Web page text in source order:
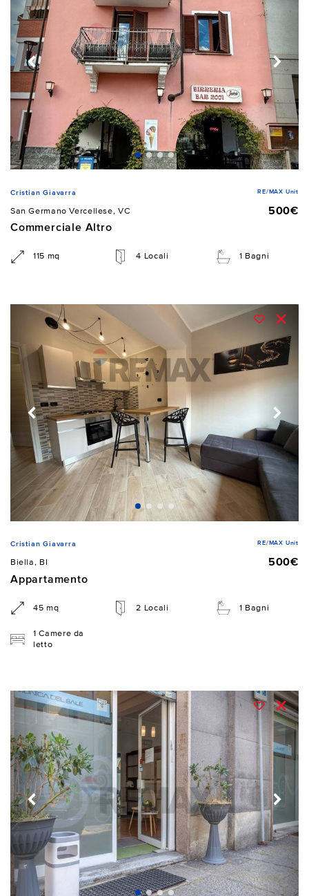
Cristian Giavarra RE/MAX Unit
San Germano Vercellese, VC
500€
Commerciale Altro
115 mq 4 Locali 1 Bagni
Cristian Giavarra RE/MAX Unit
Biella, BI
500€
Appartamento
45 mq 2 Locali 1 Bagni
1 Camere da
letto